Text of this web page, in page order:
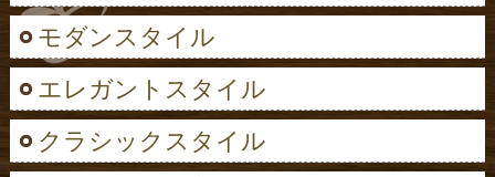
モダンスタイル
エレガントスタイル
クラシックスタイル